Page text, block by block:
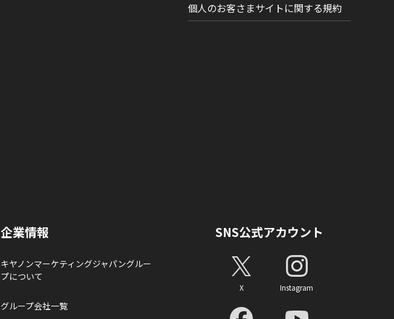
個人のお客さまサイトに関する規約
企業情報
キヤノンマーケティングジャパングルー
プについて
グループ会社一覧
SNS公式アカウント
X Instagram